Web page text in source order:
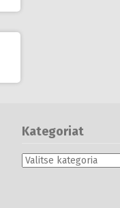
Kategoriat
Kategoriat